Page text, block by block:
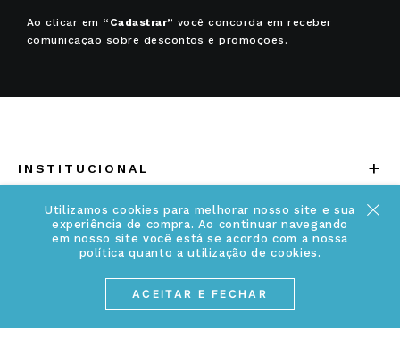
Utilizamos cookies para melhorar nosso site e sua
experiência de compra. Ao continuar navegando
em nosso site você está se acordo com a nossa
política quanto a utilização de cookies.
ACEITAR E FECHAR
Ao clicar em “Cadastrar” você concorda em receber
comunicação sobre descontos e promoções.
INSTITUCIONAL +
Quem somos
Acesse Nosso Blog
Conheça a linha MVNDOS
INFORMAÇÕES +
Cuidados Especiais
Política de Troca e Devolução
Política de Privacidade
ATENDIMENTO